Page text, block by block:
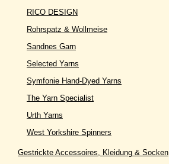
RICO DESIGN
Rohrspatz & Wollmeise
Sandnes Garn
Selected Yarns
Symfonie Hand-Dyed Yarns
The Yarn Specialist
Urth Yarns
West Yorkshire Spinners
Gestrickte Accessoires, Kleidung & Socken